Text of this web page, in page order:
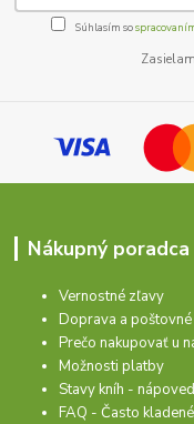
Súhlasím so
Nákupný poradca
Vernostné zľavy
Doprava a poštovné
Prečo nakupovať u
Možnosti platby
Stavy kníh -
FAQ - Často